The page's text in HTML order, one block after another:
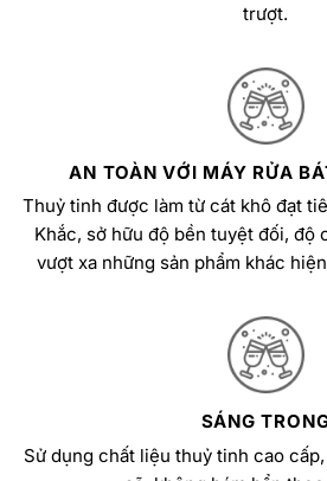
trượt.
AN TOÀN VỚI MÁY RỬA
Thuỷ tinh được làm từ cát khô đạt
Khắc, sở hữu độ bền tuyệt đối, độ
vượt xa những sản phẩm khác
SÁNG
Sử dụng chất liệu thuỷ tinh cao